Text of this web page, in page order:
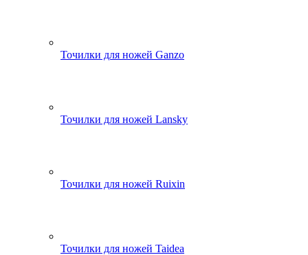
Точилки для ножей Ganzo
Точилки для ножей Lansky
Точилки для ножей Ruixin
Точилки для ножей Taidea